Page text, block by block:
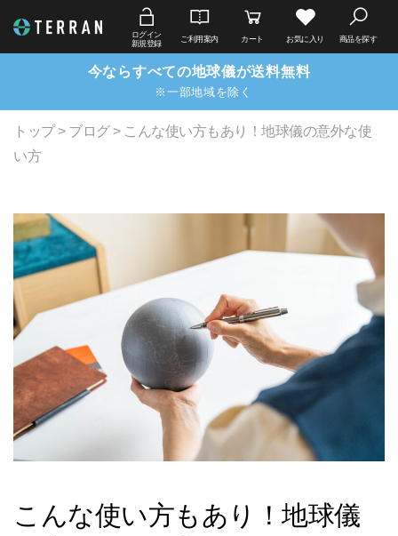
ログイン
新規登録
ご利用案内 カート お気に入り 商品を探す
今ならすべての地球儀が送料無料
※一部地域を除く
トップ> ブログ> こんな使い方もあり！地球儀の意外な使
い方
こんな使い方もあり！地球儀